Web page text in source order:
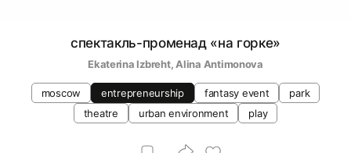
спектакль-променад «на горке»
Ekaterina Izbreht, Alina Antimonova
moscow entrepreneurship fantasy event
park
theatre
urban environment play